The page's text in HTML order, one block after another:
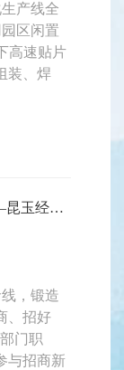
产线全
区闲置
高速贴片
装、焊
以讲促学强本领 全员练兵优招商——昆玉经开区开展全员沙盘讲解实战提升活动
，锻造
、招好
门职
与招商新